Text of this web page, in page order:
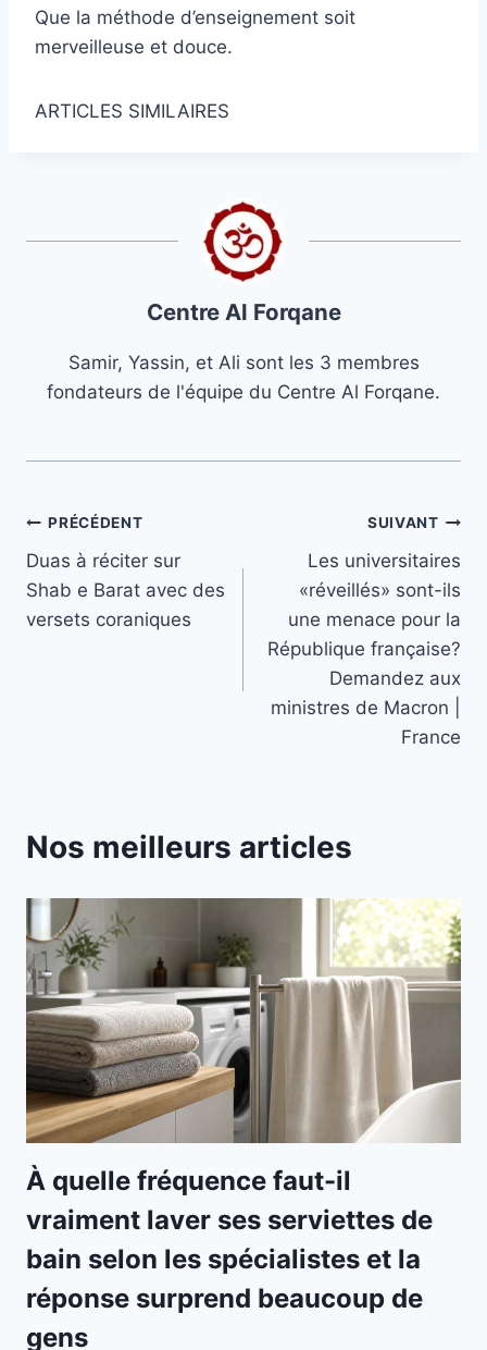
Que la méthode d’enseignement soit
merveilleuse et douce.
ARTICLES SIMILAIRES
Centre Al Forqane
Samir, Yassin, et Ali sont les 3 membres
fondateurs de l'équipe du Centre Al Forqane.
Navigation
de
l’article
PRÉCÉDENT
Duas à réciter sur
Shab e Barat avec des
versets coraniques
SUIVANT
Les universitaires
«réveillés» sont-ils
une menace pour la
République française?
Demandez aux
ministres de Macron |
France
Nos meilleurs articles
À quelle fréquence faut-il
vraiment laver ses serviettes de
bain selon les spécialistes et la
réponse surprend beaucoup de
gens